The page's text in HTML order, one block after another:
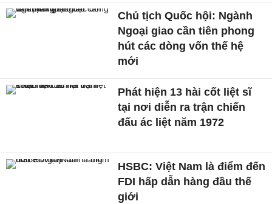
Chủ tịch Quốc hội: Ngành
Ngoại giao cần tiên phong
hút các dòng vốn thế hệ
mới
Phát hiện 13 hài cốt liệt sĩ
tại nơi diễn ra trận chiến
đấu ác liệt năm 1972
HSBC: Việt Nam là điểm đến
FDI hấp dẫn hàng đầu thế
giới